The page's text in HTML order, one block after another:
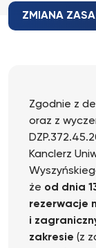
ZMIANA
Zgodnie z
oraz z
Kanclerz
że od dnia
rezerwacje
i
zakresie (z